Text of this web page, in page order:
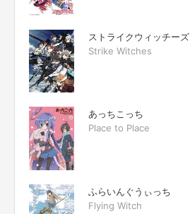
ストライクウィッチーズ
Strike Witches
あっちこっち
Place to Place
ふらいんぐうぃっち
Flying Witch